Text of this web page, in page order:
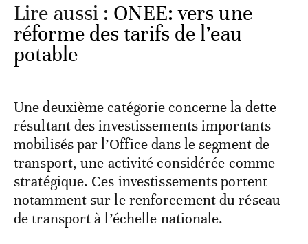
Lire aussi : ONEE: vers une
réforme des tarifs de l’eau
potable
Une deuxième catégorie concerne la dette
résultant des investissements importants
mobilisés par l’Office dans le segment de
transport, une activité considérée comme
stratégique. Ces investissements portent
notamment sur le renforcement du réseau
de transport à l’échelle nationale.